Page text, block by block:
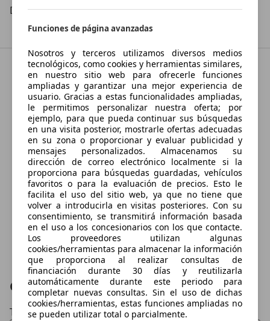
Do
Cerrado
Contactar
Tu nombre
Funciones de página avanzadas
Nosotros y terceros utilizamos diversos medios
tecnológicos, como cookies y herramientas similares,
en nuestro sitio web para ofrecerle funciones
ampliadas y garantizar una mejor experiencia de
usuario. Gracias a estas funcionalidades ampliadas,
le permitimos personalizar nuestra oferta; por
ejemplo, para que pueda continuar sus búsquedas
en una visita posterior, mostrarle ofertas adecuadas
en su zona o proporcionar y evaluar publicidad y
mensajes personalizados. Almacenamos su
dirección de correo electrónico localmente si la
proporciona para búsquedas guardadas, vehículos
favoritos o para la evaluación de precios. Esto le
facilita el uso del sitio web, ya que no tiene que
volver a introducirla en visitas posteriores. Con su
consentimiento, se transmitirá información basada
en el uso a los concesionarios con los que contacte.
Los proveedores utilizan algunas
cookies/herramientas para almacenar la información
que proporciona al realizar consultas de
financiación durante 30 días y reutilizarla
automáticamente durante este periodo para
completar nuevas consultas. Sin el uso de dichas
cookies/herramientas, estas funciones ampliadas no
se pueden utilizar total o parcialmente.